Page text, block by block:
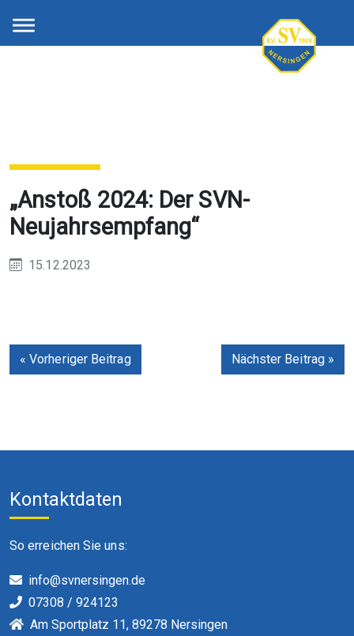
„Anstoß 2024: Der SVN-
Neujahrsempfang“
15.12.2023
« Vorheriger Beitrag Nächster Beitrag »
Kontaktdaten
So erreichen Sie uns:
info@svnersingen.de
07308 / 924123
Am Sportplatz 11, 89278 Nersingen